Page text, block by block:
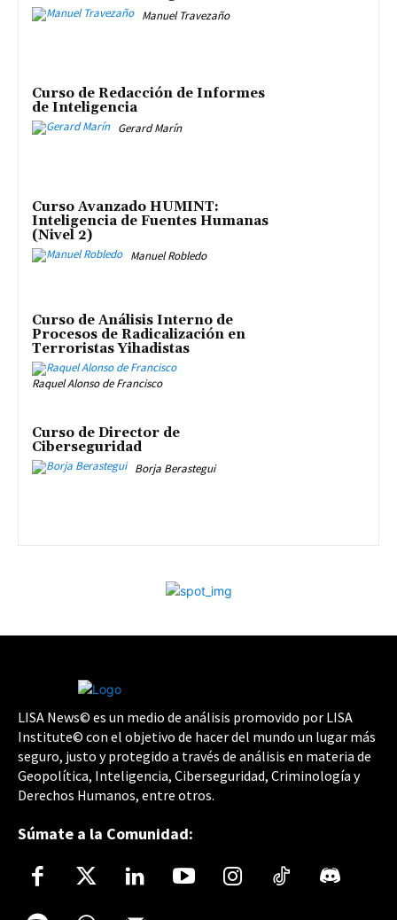
Manuel Travezaño
Curso de Redacción de Informes
de Inteligencia
Gerard Marín
Curso Avanzado HUMINT:
Inteligencia de Fuentes Humanas
(Nivel 2)
Manuel Robledo
Curso de Análisis Interno de
Procesos de Radicalización en
Terroristas Yihadistas
Raquel Alonso de Francisco
Curso de Director de
Ciberseguridad
Borja Berastegui
LISA News© es un medio de análisis promovido por LISA
Institute© con el objetivo de hacer del mundo un lugar más
seguro, justo y protegido a través de análisis en materia de
Geopolítica, Inteligencia, Ciberseguridad, Criminología y
Derechos Humanos, entre otros.
Súmate a la Comunidad: